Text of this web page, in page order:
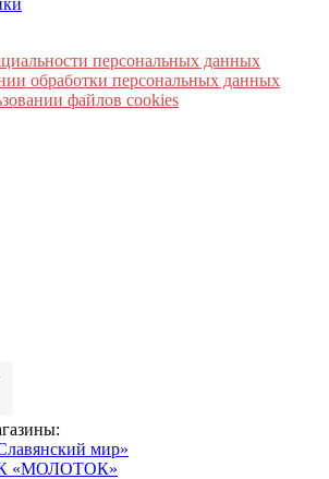
персональных данных
обработки персональных данных
файлов cookies
мир»
«МОЛОТОК»